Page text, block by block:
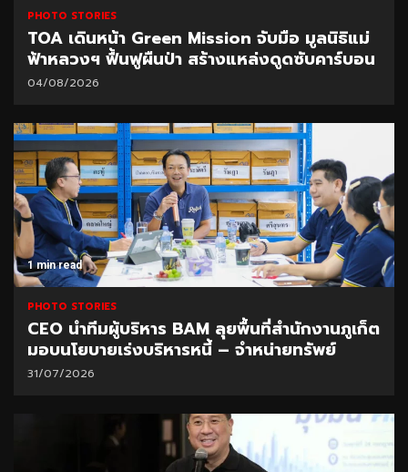
PHOTO STORIES
TOA เดินหน้า Green Mission จับมือ มูลนิธิแม่
ฟ้าหลวงฯ ฟื้นฟูผืนป่า สร้างแหล่งดูดซับคาร์บอน
04/08/2026
1 min read
PHOTO STORIES
CEO นำทีมผู้บริหาร BAM ลุยพื้นที่สำนักงานภูเก็ต
มอบนโยบายเร่งบริหารหนี้ – จำหน่ายทรัพย์
31/07/2026